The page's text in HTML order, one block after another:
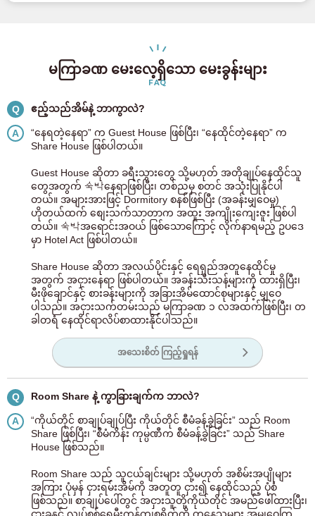
မကြာခဏ မေးလေ့ရှိသော မေးခွန်းများ
FAQ
Q ဧည့်သည်အိမ်နဲ့ ဘာကွာလဲ?
A
“နေရတဲ့နေရာ” က Guest House ဖြစ်ပြီး၊ “နေထိုင်တဲ့နေရာ” က
Share House ဖြစ်ပါတယ်။
Guest House ဆိုတာ ခရီးသွားတွေ သို့မဟုတ် အတိုချုပ်နေထိုင်သူ
တွေအတွက် 숙박နေရာဖြစ်ပြီး၊ တစ်ညမှ စတင် အသုံးပြုနိုင်ပါ
တယ်။ အများအားဖြင့် Dormitory စနစ်ဖြစ်ပြီး (အခန်းမျှဝေမှု)
ဟိုတယ်ထက် စျေးသက်သာတာက အထူး အကျိုးကျေးဇူး ဖြစ်ပါ
တယ်။ 숙박အရောင်းအဝယ် ဖြစ်သောကြောင့် လိုက်နာရမည့် ဥပဒေ
မှာ Hotel Act ဖြစ်ပါတယ်။
Share House ဆိုတာ အလယ်ပိုင်းနှင့် ရေရှည်အတူနေထိုင်မှု
အတွက် အငှားနေရာ ဖြစ်ပါတယ်။ အခန်းသီးသန့်များကို ထားရှိပြီး၊
မီးဖိုချောင်နှင့် စားခန်းများကို အခြားအိမ်ထောင်စုများနှင့် မျှဝေ
ပါသည်။ အငှားသက်တမ်းသည် မကြာခဏ ၁ လအထက်ဖြစ်ပြီး၊ တ
ခါတရံ နေထိုင်ရာလိပ်စာထားနိုင်ပါသည်။
အသေးစိတ် ကြည့်ရှုရန်
Q Room Share နဲ့ ကွာခြားချက်က ဘာလဲ?
A
“ကိုယ်တိုင် စာချုပ်ချုပ်ပြီး ကိုယ်တိုင် စီမံခန့်ခွဲခြင်း” သည် Room
Share ဖြစ်ပြီး၊ “စီမံကိန်း ကုမ္ပဏီက စီမံခန့်ခွဲခြင်း” သည် Share
House ဖြစ်သည်။
Room Share သည် သူငယ်ချင်းများ သို့မဟုတ် အစိမ်းအပျိုများ
အကြား ပုံမှန် ငှားရမ်းအိမ်ကို အတူတူ ငှား၍ နေထိုင်သည့် ပုံစံ
ဖြစ်သည်။ စာချုပ်ပေါ်တွင် အငှားသူတို့ကိုယ်တိုင် အမည်ဖေါ်ထားပြီး၊